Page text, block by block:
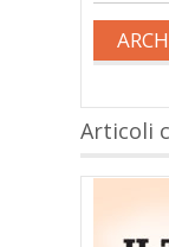
Articoli